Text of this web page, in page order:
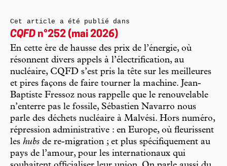
Cet article a été publié dans
CQFD n°252 (mai 2026)
En cette ère de hausse des prix de l’énergie, où
résonnent divers appels à l’électrification, au
nucléaire, CQFD s’est pris la tête sur les meilleures
et pires façons de faire tourner la machine. Jean-
Baptiste Fressoz nous rappelle que le renouvelable
n’enterre pas le fossile, Sébastien Navarro nous
parle des déchets nucléaire à Malvési. Hors numéro,
répression administrative : en Europe, où fleurissent
les hubs de re-migration ; et plus spécifiquement au
pays de l’amour, pour les internationaux qui